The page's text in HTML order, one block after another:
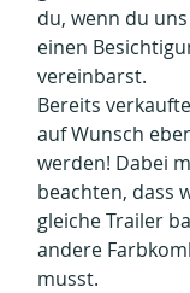
du, wenn du
einen
vereinbarst.
Bereits
auf Wunsch
werden! Dabei
beachten, dass
gleiche Trailer
andere
musst.